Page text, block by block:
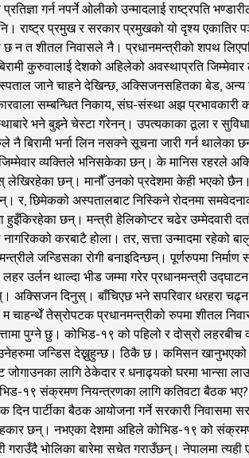
गर्न नपर्ने ओलीको उन्मादलाई राष्ट्रपति भण्डारीले
राष्ट्र प्रमुख र सरकार प्रमुखको यो दृश्य
छ न त शीतल निवासले नै। प्रधानमन्त्रीको शपथ
कुरुवालाई देशको अहिलेको अवस्थाप्रति जिम्मेवार
जाने चाहने देखिन्छ, अक्सिजनसहितका बेड,
सम्बन्धित निकाय, संघ-संस्था अझ
भने बुझ्ने चेस्टा गरेनन्। उपत्यकाका ठूला र
भर्ना लिन नसक्ने सूचना जारी गर्न थालेका
व्यक्तिले भनिसकेका छन्। के मानिस रहरले
छन्। मानौँ उनको प्रदेशमा केही भएको छैन।
र, छिमेकको अस्पतालबाट निस्किने रोदनमा
छन्। मन्त्री हेलिकोप्टर चढेर उम्मेदवारी
करबाटै होला। तर, सत्ता उन्मादमा रहेको
जन्डिसका रोगी बनाइदिन्छन्। पूर्णरुपमा
थाल्दा भीड जम्मा गरेर प्रधानमन्त्री उद्घाटन
अक्सिजन दिनुस्। बाँचिएछ भने सपरिवार धरहरा
चाहन्थेँ तेस्रोपटक प्रधानमन्त्रीको रुपमा शीतल
पुग्ने छु। कोभिड-१९ को पहिलो र दोस्रो
जन्डिस देख्नुहुन्छ। ठिकै छ। कमिसन
जोगाउनका लागि ठेकेदार र धनाढ्यको घरमा भान्सा
१९ संक्रमण नियन्त्रणका लागि कतिवटा बैठक
दिन पार्टीका बैठक आयोजना गर्ने सरकारी
छन्। नभएका देशमा अहिले कोभिड-१९ को
भोलिका बारेमा सचेत गराउँछन्। नेपालमा